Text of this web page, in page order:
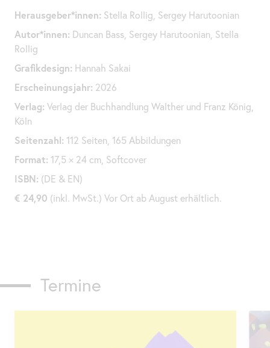
Herausgeber*innen: Stella Rollig, Sergey Harutoonian
Autor*innen: Duncan Bass, Sergey Harutoonian, Stella
Rollig
Grafikdesign: Hannah Sakai
Erscheinungsjahr: 2026
Verlag: Verlag der Buchhandlung Walther und Franz König,
Köln
Seitenzahl: 112 Seiten, 165 Abbildungen
Format: 17,5 × 24 cm, Softcover
ISBN: (DE & EN)
€ 24,90 (inkl. MwSt.) Vor Ort ab August erhältlich.
Termine